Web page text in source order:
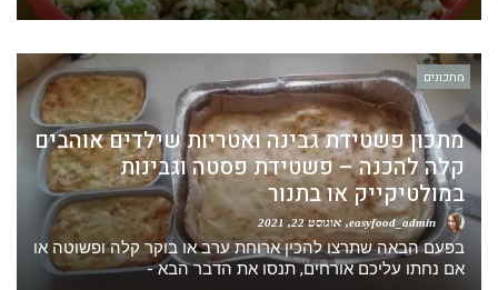
מתכונים
מתכון פשטידת גבינה ואטריות שילדים אוהבים
קלה להכנה – פשטידת פסטה וגבינות
במולטיקייק או בתנור
אוגוסט 22, 2021
בפעם הבאה שתרצו להכין ארוחת ערב או בוקר קלה ופשוטה או
אם נחתו עליכם אורחים, תנסו את הדבר הבא -